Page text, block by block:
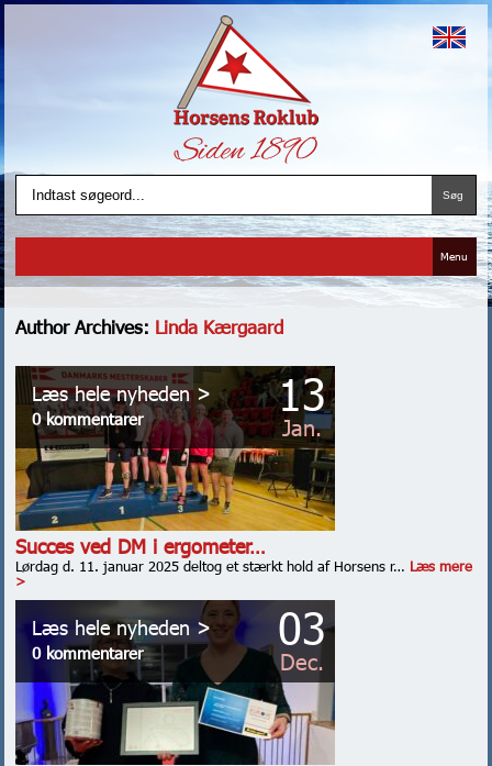
Menu
Author Archives: Linda Kærgaard
Læs hele nyheden >
0 kommentarer 13
Jan.
Succes ved DM i ergometer…
Lørdag d. 11. januar 2025 deltog et stærkt hold af Horsens r… Læs mere
>
Læs hele nyheden >
0 kommentarer 03
Dec.